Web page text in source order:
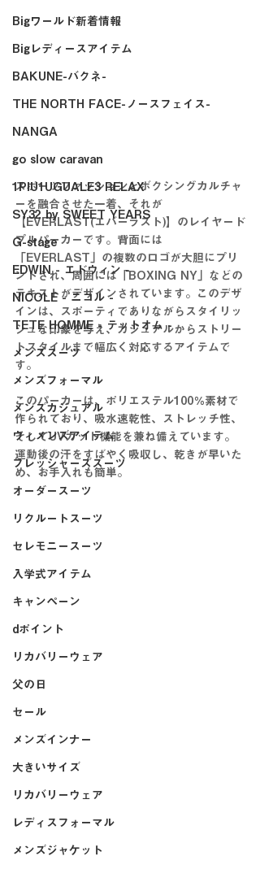
Bigワールド新着情報
Bigレディースアイテム
BAKUNE-バクネ-
THE NORTH FACE-ノースフェイス-
NANGA
go slow caravan
1PIU1UGUALE3 RELAX
SY32 by SWEET YEARS
G-stage
EDWIN - エドウィン -
NICOLE - ニコル -
TETE HOMME - テットオム -
メンズスーツ
メンズフォーマル
メンズカジュアル
ウィメンズアイテム
フレッシャーズスーツ
オーダースーツ
リクルートスーツ
セレモニースーツ
入学式アイテム
キャンペーン
dポイント
リカバリーウェア
父の日
セール
メンズインナー
大きいサイズ
リカバリーウェア
レディスフォーマル
メンズジャケット
スポーツファッションとボクシングカルチャ
ーを融合させた一着、それが
【EVERLAST(エバーラスト)】のレイヤード
プルパーカーです。背面には
「EVERLAST」の複数のロゴが大胆にプリ
ントされ、周囲には「BOXING NY」などの
テキストがデザインされています。このデザ
インは、スポーティでありながらスタイリッ
シュな印象を与え、カジュアルからストリー
トスタイルまで幅広く対応するアイテムで
す。
このパーカーは、ポリエステル100％素材で
作られており、吸水速乾性、ストレッチ性、
そしてUVカット機能を兼ね備えています。
運動後の汗をすばやく吸収し、乾きが早いた
め、お手入れも簡単。